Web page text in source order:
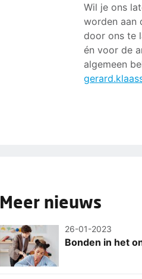
Wil je ons
worden aan
door ons te
én voor de
algemeen
Meer nieuws
26-01-2023
Bonden in het